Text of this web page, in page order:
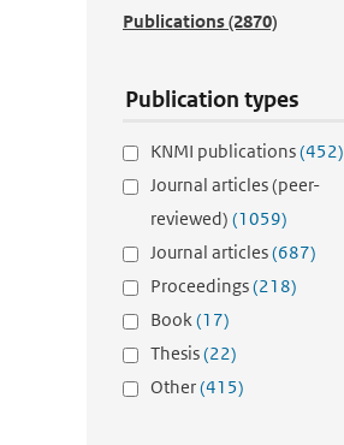
Publications(2870)
Publication types
KNMI publications(452)
Journal articles (peer-
reviewed) (1059)
Journal articles(687)
Proceedings(218)
Book(17)
Thesis(22)
Other(415)